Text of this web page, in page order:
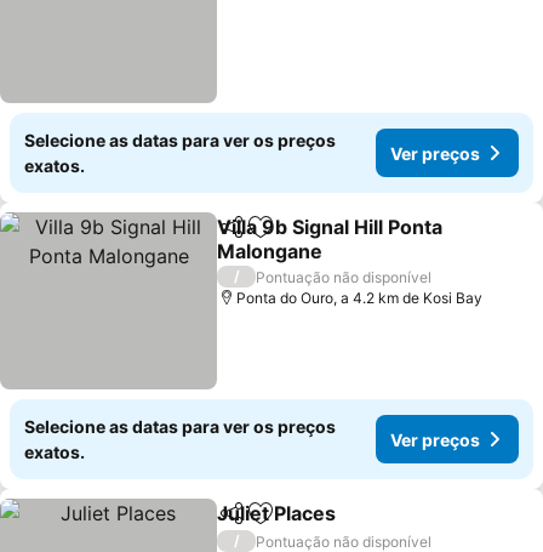
Selecione as datas para ver os preços
exatos.
Ver preços
PartilharAdicionar aos favoritos
Villa 9b Signal Hill Ponta
Malongane
Ver preços
/
Pontuação não disponível
Ponta do Ouro, a 4.2 km de Kosi Bay
Selecione as datas para ver os preços
exatos.
Ver preços
PartilharAdicionar aos favoritos
Juliet Places
/
Pontuação não disponível